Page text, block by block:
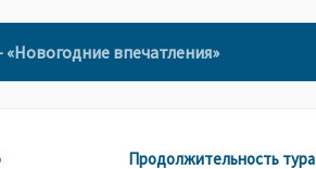
впечатления»
Продолжительность тура